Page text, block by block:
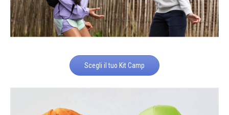
Scegli il tuo Kit Camp